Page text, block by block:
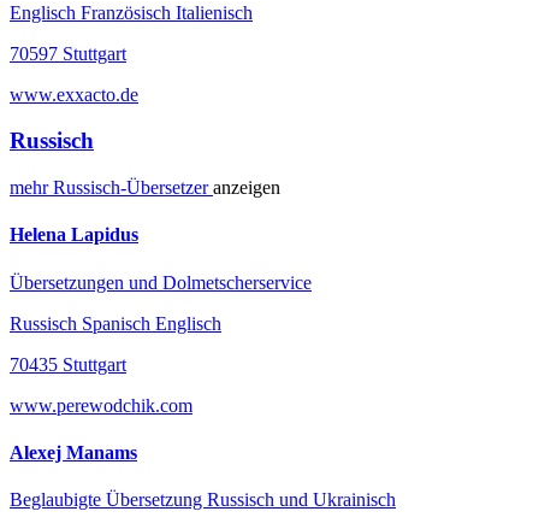
Englisch Französisch Italienisch
70597 Stuttgart
www.exxacto.de
Russisch
mehrRussisch-Übersetzeranzeigen
Helena Lapidus
Übersetzungen und Dolmetscherservice
Russisch Spanisch Englisch
70435 Stuttgart
www.perewodchik.com
Alexej Manams
Beglaubigte Übersetzung Russisch und Ukrainisch